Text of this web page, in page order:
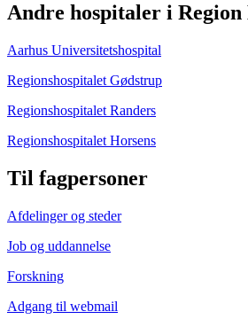
Andre hospitaler i
Aarhus Universitetshospital
Regionshospitalet Gødstrup
Regionshospitalet Randers
Regionshospitalet Horsens
Til fagpersoner
Afdelinger og steder
Job og uddannelse
Forskning
Adgang til webmail